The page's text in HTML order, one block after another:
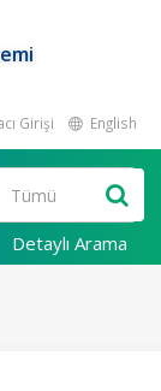
Girişi English
Detaylı Arama